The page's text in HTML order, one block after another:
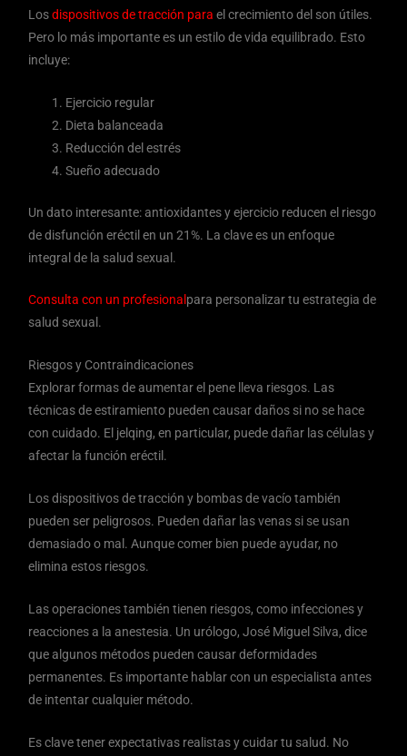
Losdispositivos de tracción para el crecimiento del son útiles.
Pero lo más importante es un estilo de vida equilibrado. Esto
incluye:
Ejercicio regular
Dieta balanceada
Reducción del estrés
Sueño adecuado
Un dato interesante: antioxidantes y ejercicio reducen el riesgo
de disfunción eréctil en un 21%. La clave es un enfoque
integral de la salud sexual.
Consulta con un profesional para personalizar tu estrategia de
salud sexual.
Riesgos y Contraindicaciones
Explorar formas de aumentar el pene lleva riesgos. Las
técnicas de estiramiento pueden causar daños si no se hace
con cuidado. El jelqing, en particular, puede dañar las células y
afectar la función eréctil.
Los dispositivos de tracción y bombas de vacío también
pueden ser peligrosos. Pueden dañar las venas si se usan
demasiado o mal. Aunque comer bien puede ayudar, no
elimina estos riesgos.
Las operaciones también tienen riesgos, como infecciones y
reacciones a la anestesia. Un urólogo, José Miguel Silva, dice
que algunos métodos pueden causar deformidades
permanentes. Es importante hablar con un especialista antes
de intentar cualquier método.
Es clave tener expectativas realistas y cuidar tu salud. No